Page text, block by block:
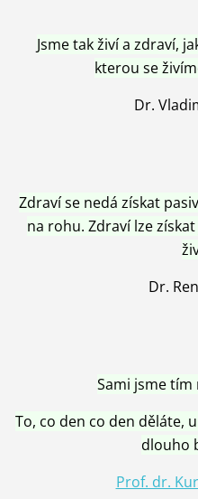
Jsme tak živí a zdraví,
kterou se
Dr.
Zdraví se nedá získat
na rohu. Zdraví lze
Dr.
Sami jsme tím
To, co den co den děláte,
dlouho
Prof. dr.